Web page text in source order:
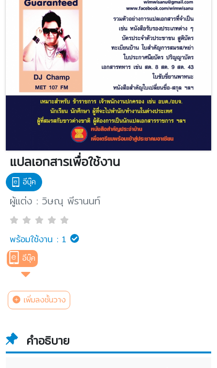
แปลเอกสารเพื่อใช้งาน
อีบุ๊ค
ผู้แต่ง : วิษณุ พีรานนท์
พร้อมใช้งาน : 1
อีบุ๊ค
เพิ่มลงชั้นวาง
คำอธิบาย